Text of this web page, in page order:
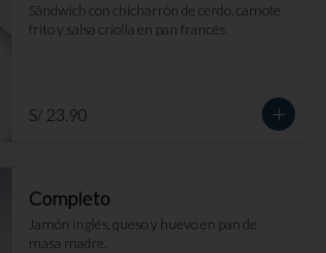
Sándwich con chicharrón de cerdo, camote
frito y salsa criolla en pan francés.
S/ 23.90
Completo
Jamón inglés, queso y huevo en pan de
masa madre.